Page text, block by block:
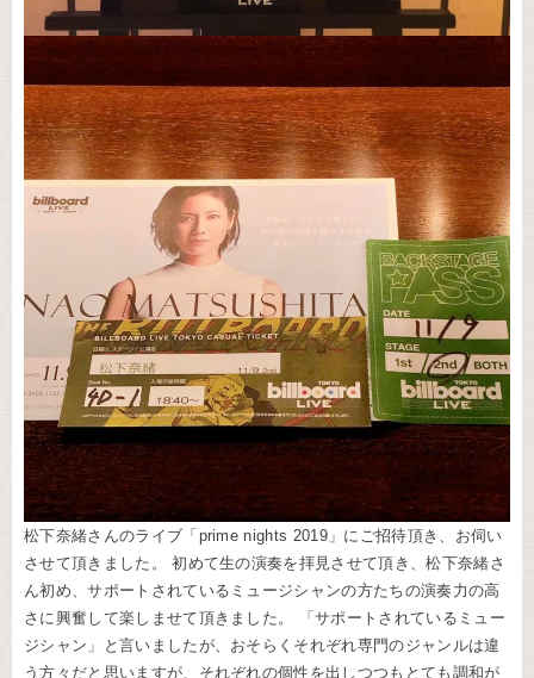
松下奈緒さんのライブ「prime nights 2019」にご招待頂き、お伺い
させて頂きました。 初めて生の演奏を拝見させて頂き、松下奈緒さ
ん初め、サポートされているミュージシャンの方たちの演奏力の高
さに興奮して楽しませて頂きました。 「サポートされているミュー
ジシャン」と言いましたが、おそらくそれぞれ専門のジャンルは違
う方々だと思いますが、それぞれの個性を出しつつもとても調和が